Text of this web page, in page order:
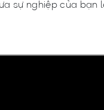
sự nghiệp của bạn